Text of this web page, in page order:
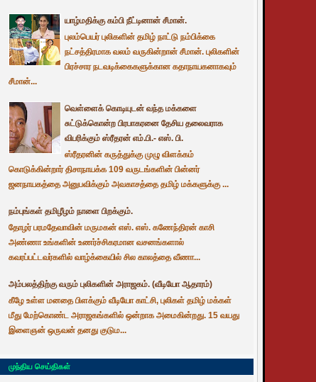
யாழ்மதிக்கு கம்பி நீட்டினான் சீமான்.
புலம்பெயர் புலிகளின் தமிழ் நாட்டு நம்பிக்கை
நட்சத்திரமாக வலம் வருகின்றான் சீமான். புலிகளின்
பிரச்சார நடவடிக்கைகளுக்கான கதாநாயகனாகவும்
சீமான்...
வெள்ளைக் கொடியுடன் வந்த மக்களை
சுட்டுக்கொன்ற பிரபாகரனை தேசிய தலைவராக
விபரிக்கும் ஸ்ரீதரன் எம்.பி.- எஸ். பி.
ஸ்ரீதரனின் கருத்துக்கு முழு விளக்கம்
கொடுக்கின்றார் திசாநாயக்க 109 வருடங்களின் பின்னர்
ஜனநாயகத்தை அனுபவிக்கும் அவகாசத்தை தமிழ் மக்களுக்கு ...
நம்புங்கள் தமிழீழம் நாளை பிறக்கும்.
தோழர் பரமதேவாவின் மருமகன் எஸ். எஸ். கணேந்திரன் காசி
அண்ணா உங்களின் உணர்ச்சிகரமான வசனங்களால்
கவரப்பட்டவர்களில் வாழ்க்கையில் சில காலத்தை வீணா...
அம்பலத்திற்கு வரும் புலிகளின் அராஜகம். (வீடியோ ஆதாரம்)
கீழே உள்ள மனதை பிளக்கும் வீடியோ காட்சி, புலிகள் தமிழ் மக்கள்
மீது மேற்கொண்ட அராஜகங்களில் ஒன்றாக அமைகின்றது. 15 வயது
இளைஞன் ஒருவன் தனது குடும...
முந்திய செய்திகள்